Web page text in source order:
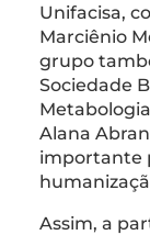
Unifacisa,
Marciênio
grupo
Sociedade
Alana
importante
Assim, a